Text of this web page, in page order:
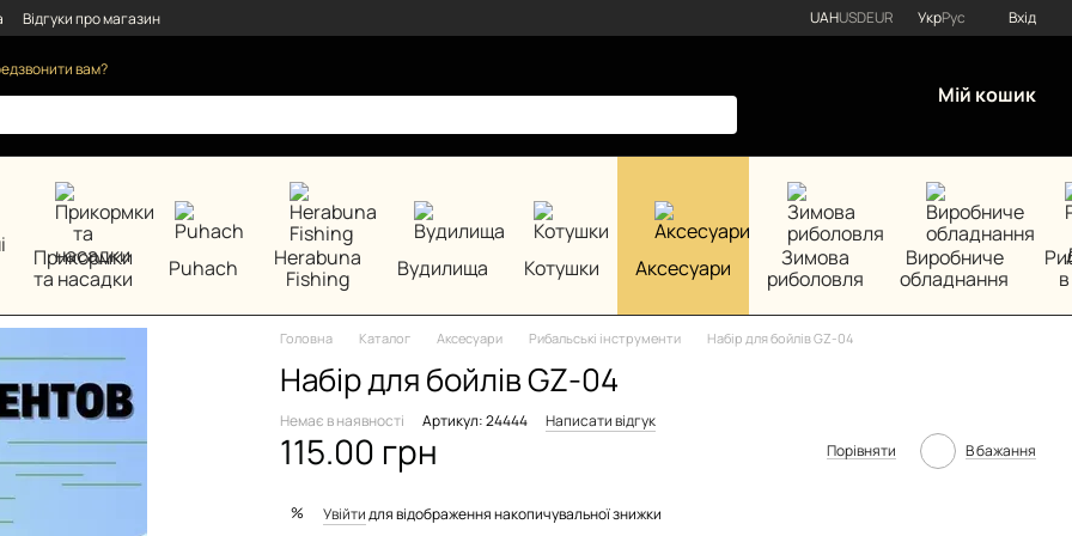
Відгуки про магазин UAHUSDEUR УкрРус Вхід
вам?
Мій кошик
Прикормки
та насадки
Puhach
Herabuna
Fishing
Вудилища Котушки Аксесуари
Зимова
риболовля
Виробниче
обладнання
Головна Каталог Аксесуари Рибальські інструменти Набір для бойлів GZ-04
Набір для бойлів GZ-04
Немає в наявності Артикул: 24444 Написати відгук
115.00 грн Порівняти В бажання
% Увійтидля відображення накопичувальної знижки